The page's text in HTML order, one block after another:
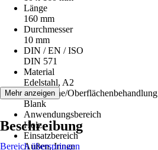
Länge
160 mm
Durchmesser
10 mm
DIN / EN / ISO
DIN 571
Material
Edelstahl, A2
Oberfläche/Oberflächenbehandlung
Blank
Anwendungsbereich
Holz
Einsatzbereich
Außen, Innen
Mehr anzeigen
Beschreibung
Bereich überspringen